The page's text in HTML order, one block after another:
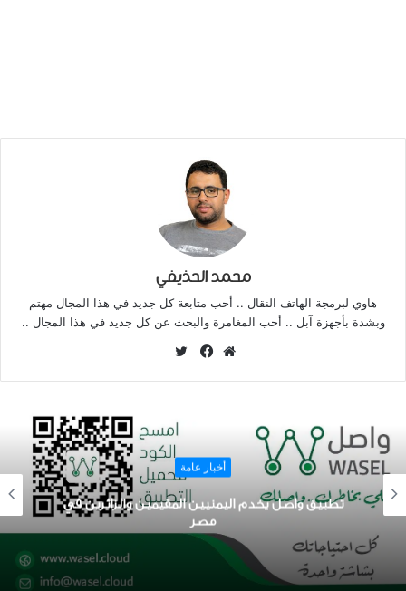
محمد الحذيفي
هاوي لبرمجة الهاتف النقال .. أحب متابعة كل جديد في هذا المجال مهتم
وبشدة بأجهزة آبل .. أحب المغامرة والبحث عن كل جديد في هذا المجال ..
أخبار عامة
تطبيق واصل يخدم اليمنيين المقيمين والزائرين في
مصر